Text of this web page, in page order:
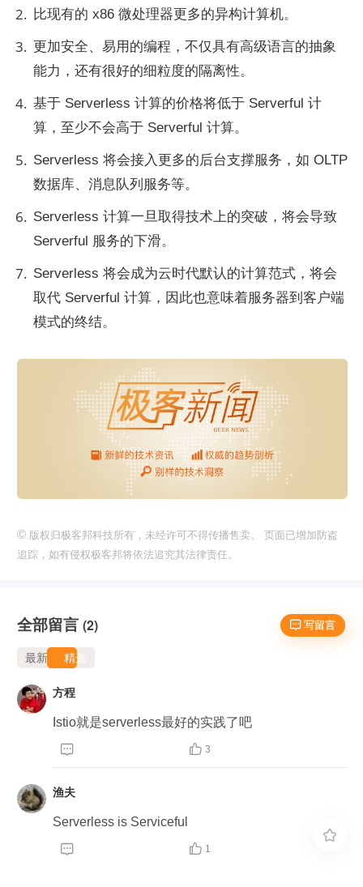
比现有的 x86 微处理器更多的异构计算机。
更加安全、易用的编程，不仅具有高级语言的抽象
能力，还有很好的细粒度的隔离性。
基于 Serverless 计算的价格将低于 Serverful 计
算，至少不会高于 Serverful 计算。
Serverless 将会接入更多的后台支撑服务，如 OLTP
数据库、消息队列服务等。
Serverless 计算一旦取得技术上的突破，将会导致
Serverful 服务的下滑。
Serverless 将会成为云时代默认的计算范式，将会
取代 Serverful 计算，因此也意味着服务器到客户端
模式的终结。
© 版权归极客邦科技所有，未经许可不得传播售卖。 页面已增加防盗
追踪，如有侵权极客邦将依法追究其法律责任。
 写留言
全部留言 (2)
最新 精选
方程
Istio就是serverless最好的实践了吧
  3
渔夫
Serverless is Serviceful
  1
